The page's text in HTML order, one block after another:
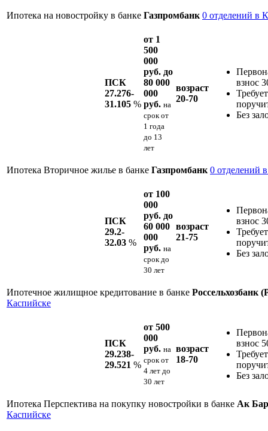
Ипотека на новостройку в банке Газпромбанк 0 отделений в
ПСК
27.276-
31.105 %
от 1
500
000
руб. до
80 000
000
руб. на
срокот
1 года
до 13
лет
возраст
20-70
взнос
Без
Ипотека Вторичное жилье в банке Газпромбанк 0 отделений
ПСК
29.2-
32.03 %
от 100
000
руб. до
60 000
000
руб. на
срокдо
30 лет
возраст
21-75
взнос
Без
Ипотечное жилищное кредитование в банке
Каспийске
ПСК
29.238-
29.521 %
от 500
000
руб. на
срокот
4 лет до
30 лет
возраст
18-70
взнос
Без
Ипотека Перспектива на покупку новостройки в банке Ак
Каспийске